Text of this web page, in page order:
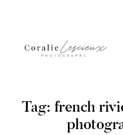
Tag: french